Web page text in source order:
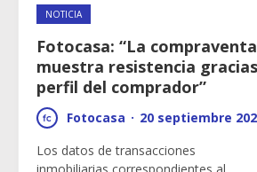
NOTICIA
Fotocasa: “La
muestra resistencia
perfil del comprador”
Fotocasa · 20 septiembre
Los datos de transacciones